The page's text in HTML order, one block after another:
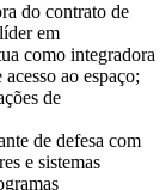
do contrato de
em
como integradora
ao espaço;
de
de defesa com
e sistemas